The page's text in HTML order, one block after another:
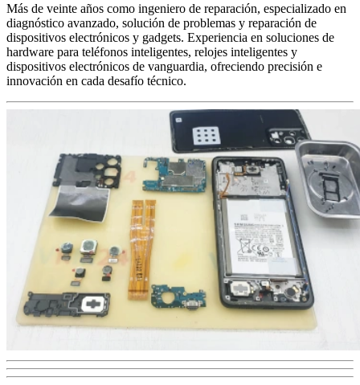
Más de veinte años como ingeniero de reparación, especializado en
diagnóstico avanzado, solución de problemas y reparación de
dispositivos electrónicos y gadgets. Experiencia en soluciones de
hardware para teléfonos inteligentes, relojes inteligentes y
dispositivos electrónicos de vanguardia, ofreciendo precisión e
innovación en cada desafío técnico.